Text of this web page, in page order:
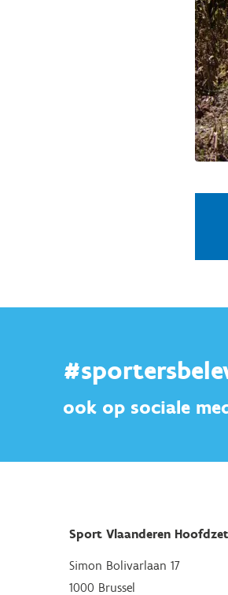
ook op sociale
Sport Vlaanderen
Simon Bolivarlaan 17
1000 Brussel